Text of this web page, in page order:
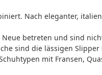
Nach eleganter,
betreten und sind
sind die lässigen
mit Fransen,